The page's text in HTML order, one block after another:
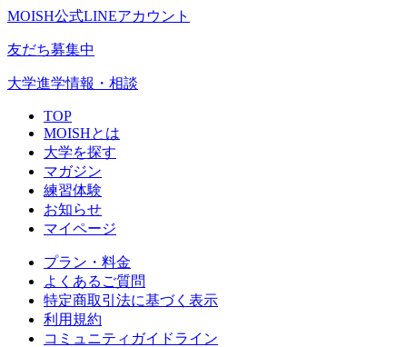
MOISH公式LINEアカウント
友だち募集中
大学進学情報・相談
TOP
MOISHとは
大学を探す
マガジン
練習体験
お知らせ
マイページ
プラン・料金
よくあるご質問
特定商取引法に基づく表示
利用規約
コミュニティガイドライン